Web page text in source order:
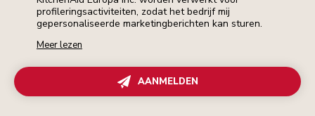
profileringsactiviteiten, zodat het bedrijf mij
gepersonaliseerde marketingberichten kan sturen.
Meer lezen
AANMELDEN